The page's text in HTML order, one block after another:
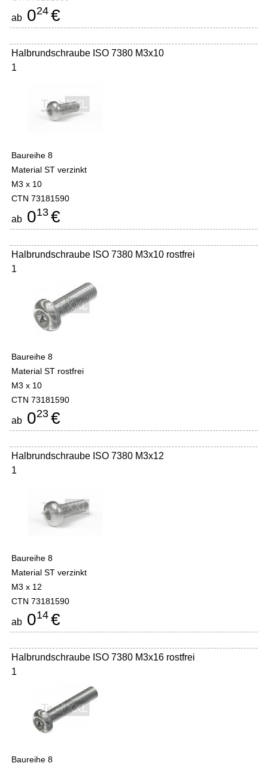
ab 024 €
Halbrundschraube ISO 7380 M3x10
1
Baureihe 8
Material ST verzinkt
M3 x 10
CTN 73181590
ab 013 €
Halbrundschraube ISO 7380 M3x10 rostfrei
1
Baureihe 8
Material ST rostfrei
M3 x 10
CTN 73181590
ab 023 €
Halbrundschraube ISO 7380 M3x12
1
Baureihe 8
Material ST verzinkt
M3 x 12
CTN 73181590
ab 014 €
Halbrundschraube ISO 7380 M3x16 rostfrei
1
Baureihe 8